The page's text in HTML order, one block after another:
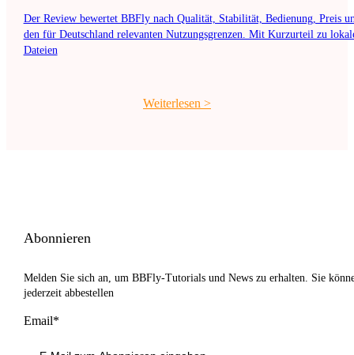
Der Review bewertet BBFly nach Qualität, Stabilität, Bedienung, Preis
den für Deutschland relevanten Nutzungsgrenzen. Mit Kurzurteil zu
Dateien
Weiterlesen >
Abonnieren
Melden Sie sich an, um BBFly-Tutorials und News zu erhalten. Sie
jederzeit abbestellen
Email*